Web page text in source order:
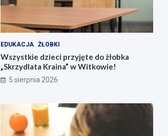
EDUKACJA ŻŁOBKI
Wszystkie dzieci przyjęte do żłobka
„Skrzydlata Kraina” w Witkowie!
5 sierpnia 2026